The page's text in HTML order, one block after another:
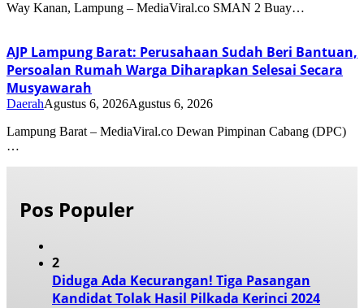
Way Kanan, Lampung – MediaViral.co SMAN 2 Buay…
AJP Lampung Barat: Perusahaan Sudah Beri Bantuan,
Persoalan Rumah Warga Diharapkan Selesai Secara
Musyawarah
DaerahAgustus 6, 2026Agustus 6, 2026
Lampung Barat – MediaViral.co Dewan Pimpinan Cabang (DPC)
…
Pos Populer
2
Diduga Ada Kecurangan! Tiga Pasangan
Kandidat Tolak Hasil Pilkada Kerinci 2024